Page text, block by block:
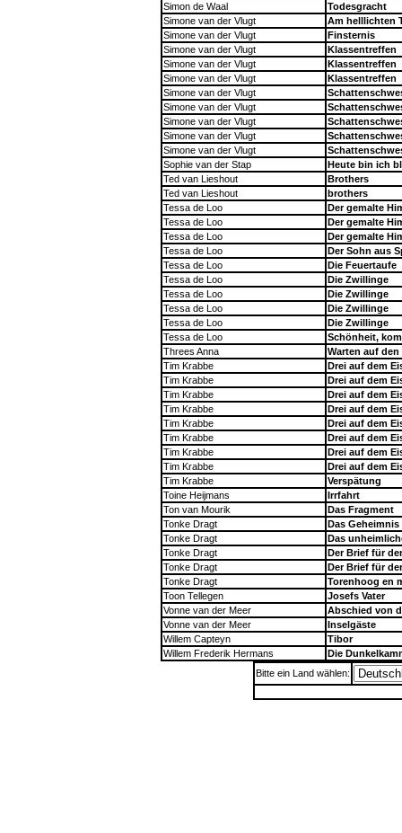
Simon de Waal
Todesgracht
Simone van der Vlugt
Am helllichten
Simone van der Vlugt
Finsternis
Simone van der Vlugt
Klassentreffen
Simone van der Vlugt
Klassentreffen
Simone van der Vlugt
Klassentreffen
Simone van der Vlugt
Simone van der Vlugt
Simone van der Vlugt
Simone van der Vlugt
Simone van der Vlugt
Sophie van der Stap
Heute bin ich
Ted van Lieshout
Brothers
Ted van Lieshout
brothers
Tessa de Loo
Der gemalte
Tessa de Loo
Der gemalte
Tessa de Loo
Der gemalte
Tessa de Loo
Der Sohn aus
Tessa de Loo
Die Feuertaufe
Tessa de Loo
Die Zwillinge
Tessa de Loo
Die Zwillinge
Tessa de Loo
Die Zwillinge
Tessa de Loo
Die Zwillinge
Tessa de Loo
Schönheit,
Threes Anna
Warten auf
Tim Krabbe
Drei auf dem
Tim Krabbe
Drei auf dem
Tim Krabbe
Drei auf dem
Tim Krabbe
Drei auf dem
Tim Krabbe
Drei auf dem
Tim Krabbe
Drei auf dem
Tim Krabbe
Drei auf dem
Tim Krabbe
Drei auf dem
Tim Krabbe
Verspätung
Toine Heijmans
Irrfahrt
Ton van Mourik
Das Fragment
Tonke Dragt
Das
Tonke Dragt
Das
Tonke Dragt
Der Brief für
Tonke Dragt
Der Brief für
Tonke Dragt
Torenhoog en
Toon Tellegen
Josefs Vater
Vonne van der Meer
Abschied von
Vonne van der Meer
Inselgäste
Willem Capteyn
Tibor
Willem Frederik Hermans
Die
Bitte ein Land wählen: